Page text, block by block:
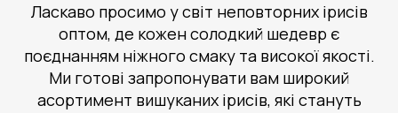
Ласкаво просимо у світ неповторних ірисів
оптом, де кожен солодкий шедевр є
поєднанням ніжного смаку та високої якості.
Ми готові запропонувати вам широкий
асортимент вишуканих ірисів, які стануть